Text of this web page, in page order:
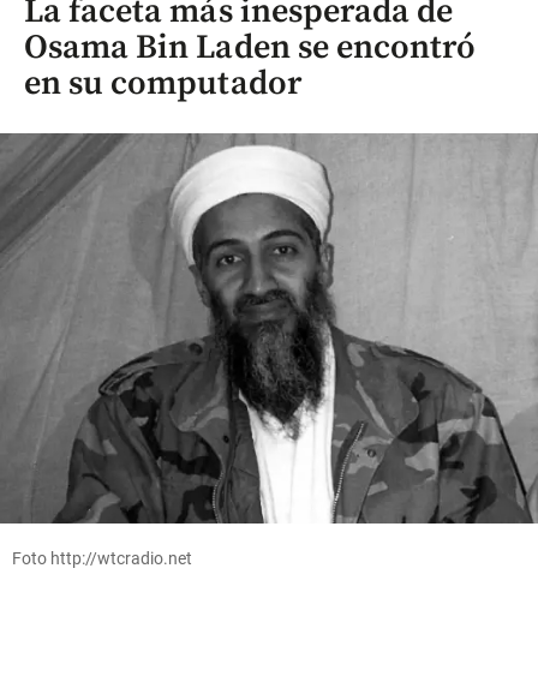
La faceta más inesperada de
Osama Bin Laden se encontró
en su computador
Foto http://wtcradio.net